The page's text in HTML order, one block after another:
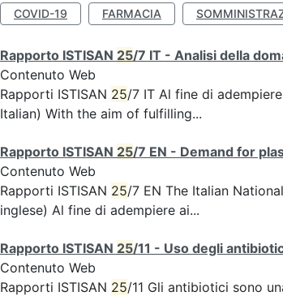
COVID-19 FARMACIA
Rapporto ISTISAN 25/7 IT - Analisi della
Contenuto Web
Rapporti ISTISAN 25/7 IT Al fine di
Italian) With the aim of fulfilling...
Rapporto ISTISAN 25/7 EN - Demand for
Contenuto Web
Rapporti ISTISAN 25/7 EN The Italian
inglese) Al fine di adempiere ai...
Rapporto ISTISAN 25/11 - Uso degli
Contenuto Web
Rapporti ISTISAN 25/11 Gli antibiotici sono